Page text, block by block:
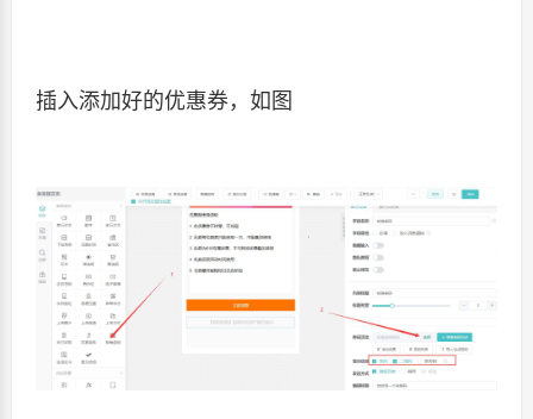
插入添加好的优惠券，如图